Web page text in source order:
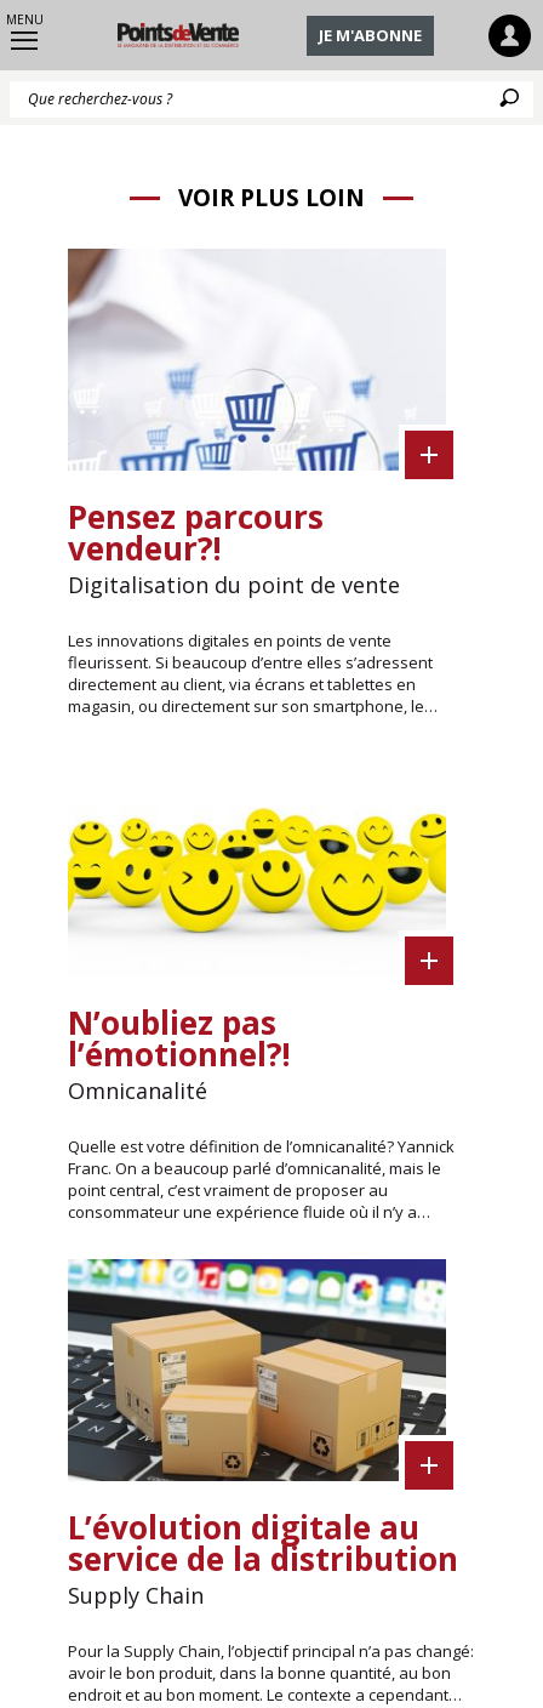
MENU
JE M'ABONNE
VOIR PLUS LOIN
Pensez parcours
vendeur?!
Digitalisation du point de vente
Les innovations digitales en points de vente
fleurissent. Si beaucoup d’entre elles s’adressent
directement au client, via écrans et tablettes en
magasin, ou directement sur son smartphone, le…
N’oubliez pas
l’émotionnel?!
Omnicanalité
Quelle est votre définition de l’omnicanalité? Yannick
Franc. On a beaucoup parlé d’omnicanalité, mais le
point central, c’est vraiment de proposer au
consommateur une expérience fluide où il n’y a…
L’évolution digitale au
service de la distribution
Supply Chain
Pour la Supply Chain, l’objectif principal n’a pas changé:
avoir le bon produit, dans la bonne quantité, au bon
endroit et au bon moment. Le contexte a cependant…